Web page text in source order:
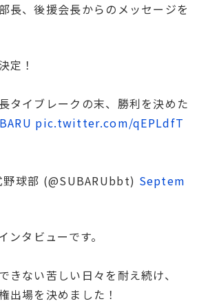
長、後援会長からのメッセージを
定！
タイブレークの末、勝利を決めた
pic.twitter.com/qEPLdfT
球部 (@SUBARUbbt) Septem
ンタビューです。
きない苦しい日々を耐え続け、
出場を決めました！